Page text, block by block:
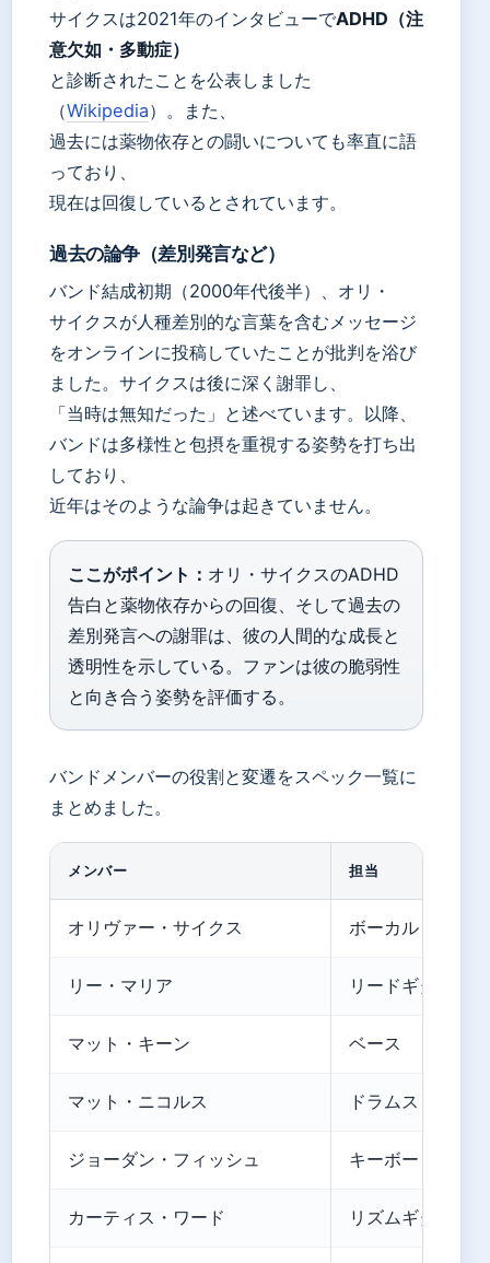
サイクスは2021年のインタビューでADHD（注
意欠如・多動症）
と診断されたことを公表しました
（Wikipedia）。また、
過去には薬物依存との闘いについても率直に語
っており、
現在は回復しているとされています。
過去の論争（差別発言など）
バンド結成初期（2000年代後半）、オリ・
サイクスが人種差別的な言葉を含むメッセージ
をオンラインに投稿していたことが批判を浴び
ました。サイクスは後に深く謝罪し、
「当時は無知だった」と述べています。以降、
バンドは多様性と包摂を重視する姿勢を打ち出
しており、
近年はそのような論争は起きていません。
ここがポイント： オリ・サイクスのADHD
告白と薬物依存からの回復、そして過去の
差別発言への謝罪は、彼の人間的な成長と
透明性を示している。ファンは彼の脆弱性
と向き合う姿勢を評価する。
バンドメンバーの役割と変遷をスペック一覧に
まとめました。
メンバー 担当
オリヴァー・サイクス ボーカル
リー・マリア リードギター
マット・キーン ベース
マット・ニコルス ドラムス
ジョーダン・フィッシュ キーボード・プ
カーティス・ワード リズムギター